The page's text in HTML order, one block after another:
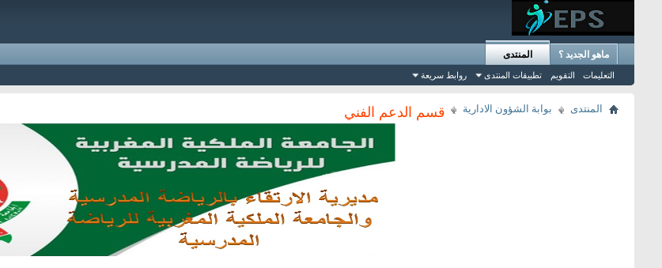
ماهو الجديد ؟ المنتدى
التعليمات التقويم تطبيقات المنتدى روابط سريعة
المنتدى بوابة الشؤون الادارية قسم الدعم الفني